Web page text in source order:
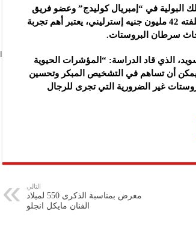
في “إمبريال كوليدج” وعضو فريق
دراسة “Transform”، أن هذا المشروع، الذي تبلغ تكلفته 42 مليون جنيه إسترليني، يعتبر أهم تجربة
سرطان البروستات.
الذي قاد الدراسة: “المؤشرات الحيوية
يمكن أن تساهم في التشخيص المبكر وتحسين
غير الضرورية التي تجرى للرجال
التالي
معرض بمناسبة الذكرى 550 لميلاد
الفنان مايكل انجلو